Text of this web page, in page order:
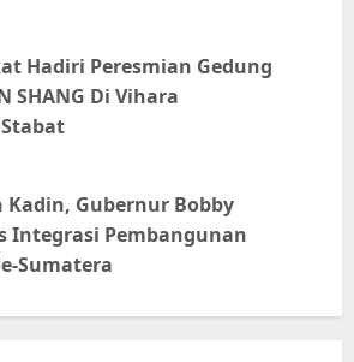
Hadiri Peresmian Gedung
SHANG Di Vihara
Kadin, Gubernur Bobby
Integrasi Pembangunan
Sumatera